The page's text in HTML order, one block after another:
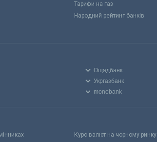
Тарифи на газ
Народний рейтинг банків
Ощадбанк
Укргазбанк
monobank
Курс валют на чорному ринку